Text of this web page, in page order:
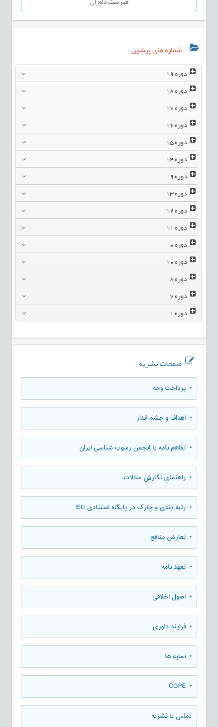
شماره های پیشین
دوره19
دوره18
دوره17
دوره16
دوره15
دوره14
دوره9
دوره13
دوره12
دوره11
دوره0
دوره10
دوره8
دوره7
دوره1
صفحات نشریه
• پرداخت وجه
• اهداف و چشم انداز
• تفاهم نامه با انجمن رسوب شناسی ایران
• راهنماي نگارش مقالات
• رتبه بندی و چارک در پایگاه استنادی ISC
• تعارض منافع
• تعهد نامه
• اصول اخلاقی
• فرایند داوری
• نمایه ها
• COPE
تماس با نشریه